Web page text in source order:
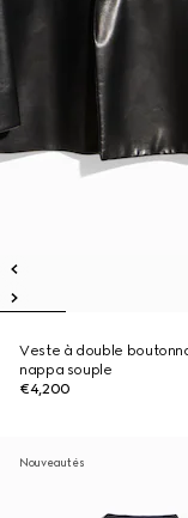
Veste à double
nappa souple
€4,200
Nouveautés